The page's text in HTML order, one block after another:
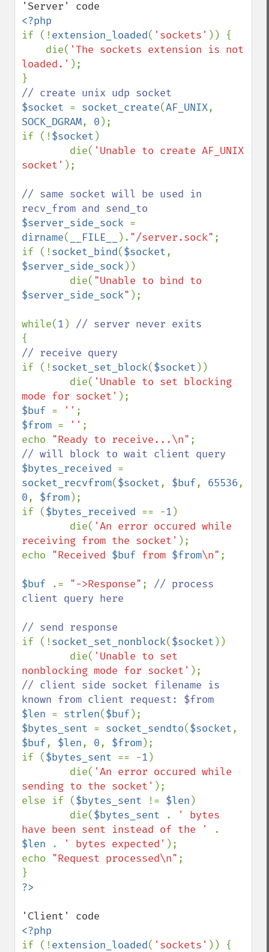
if (!extension_loaded( 'sockets' )) {
    die(
'The sockets extension is not
loaded.' );
$socket = socket_create(AF_UNIX
SOCK_DGRAM, 0 );
if (!$socket )
        die(
'Unable to create AF_UNIX
socket' );
// same socket will be used in
$server_side_sock
dirname( __FILE__ ). "/server.sock" ;
if (!socket_bind($socket
$server_side_sock))
        die(
$server_side_sock" );
while(1 )
if (!socket_set_block($socket ))
        die(
'Unable to set blocking
mode for socket'
$buf = ''
$from = '' ;
echo "Ready to receive...\n"
$bytes_received
socket_recvfrom($socket, $buf, 65536
0, $from);
if ($bytes_received == -1 )
        die(
'An error occured while
receiving from the socket' );
echo "Received $buf from $from\n" ;
$buf .= "->Response" ; // process
client query here
if (!socket_set_nonblock($socket ))
        die(
'Unable to set
nonblocking mode for socket'
// client side socket filename is
$len = strlen($buf
$bytes_sent = socket_sendto($socket
$buf, $len, 0, $from);
if ($bytes_sent == -1 )
        die(
'An error occured while
sending to the socket' );
else if ($bytes_sent != $len )
        die(
$bytes_sent .
' bytes
have been sent instead of the '
$len
. ' bytes expected' );
echo "Request processed\n" ;
if (!extension_loaded( 'sockets' )) {